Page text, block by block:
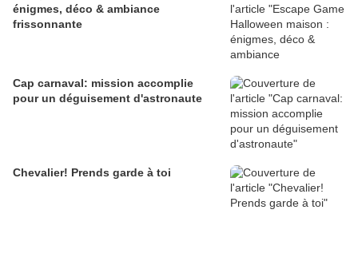
énigmes, déco & ambiance
frissonnante
Cap carnaval: mission accomplie
pour un déguisement d'astronaute
Chevalier! Prends garde à toi